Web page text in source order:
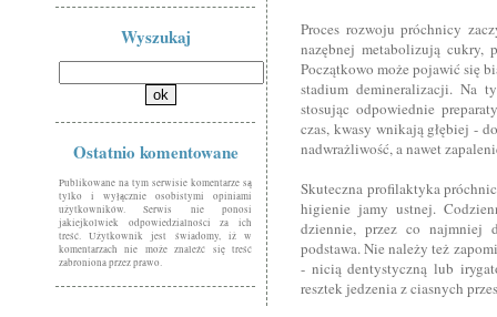
Wyszukaj
Ostatnio komentowane
Publikowane na tym serwisie komentarze są
tylko i wyłącznie osobistymi opiniami
użytkowników. Serwis nie ponosi
jakiejkolwiek odpowiedzialności za ich
treść. Użytkownik jest świadomy, iż w
komentarzach nie może znaleźć się treść
zabroniona przez prawo.
Proces rozwoju próchnicy
nazębnej metabolizują cukry,
Początkowo może pojawić się
stadium demineralizacji. Na
stosując odpowiednie
czas, kwasy wnikają głębiej -
nadwrażliwość, a nawet
Skuteczna profilaktyka
higienie jamy ustnej.
dziennie, przez co najmniej
podstawa. Nie należy też
- nicią dentystyczną lub
resztek jedzenia z ciasnych